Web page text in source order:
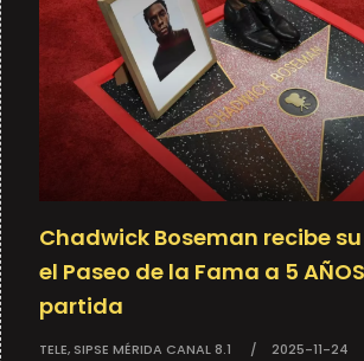
Chadwick Boseman recibe
el Paseo de la Fama a 5
partida
TELE, SIPSE MÉRIDA CANAL 8.1 2025-11-24